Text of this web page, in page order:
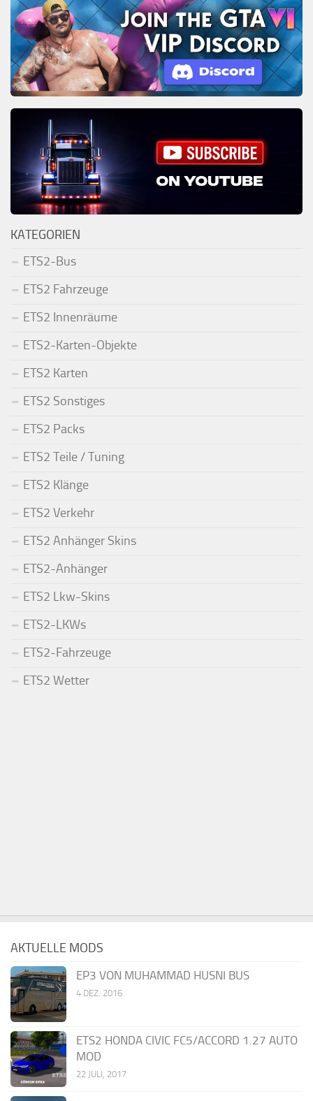
KATEGORIEN
ETS2-Bus
ETS2 Fahrzeuge
ETS2 Innenräume
ETS2-Karten-Objekte
ETS2 Karten
ETS2 Sonstiges
ETS2 Packs
ETS2 Teile / Tuning
ETS2 Klänge
ETS2 Verkehr
ETS2 Anhänger Skins
ETS2-Anhänger
ETS2 Lkw-Skins
ETS2-LKWs
ETS2-Fahrzeuge
ETS2 Wetter
AKTUELLE MODS
EP3 VON MUHAMMAD HUSNI BUS
4 DEZ. 2016
ETS2 HONDA CIVIC FC5/ACCORD 1.27 AUTO
MOD
22 JULI, 2017